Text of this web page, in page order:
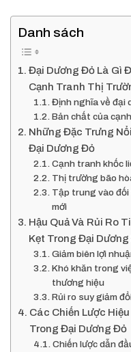
Danh sách
Đại Dương Đỏ Là Gì
Cạnh Tranh Thị
Định nghĩa về đại
Bản chất của
Những Đặc Trưng
Đại Dương Đỏ
Cạnh tranh khốc
Thị trường bão
Tập trung vào
mới
Hậu Quả Và Rủi Ro
Kẹt Trong Đại
Giảm biên lợi
Khó khăn trong
thương hiệu
Rủi ro suy giảm
Các Chiến Lược
Trong Đại Dương Đỏ
Chiến lược dẫn